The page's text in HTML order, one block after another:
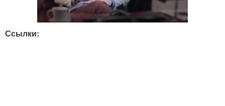
Ссылки: